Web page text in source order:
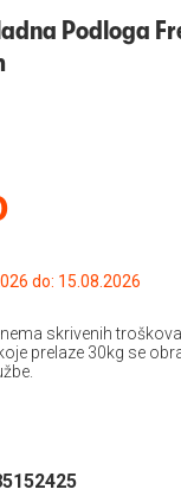
Podloga
do: 15.08.2026
skrivenih troškova.
prelaze 30kg se